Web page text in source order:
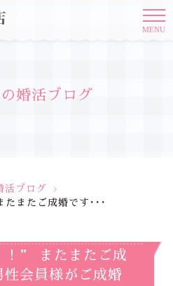
MENU
婚活ブログ
活ブログ
>
またご成婚です･･･
！” またまたご成
会員様がご成婚